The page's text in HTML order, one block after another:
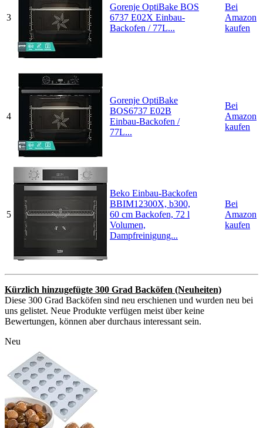
3
Gorenje OptiBake BOS
6737 E02X Einbau-
Backofen / 77L...
Bei
Amazon
kaufen
4
Gorenje OptiBake
BOS6737 E02B
Einbau-Backofen /
77L...
Bei
Amazon
kaufen
5
Beko Einbau-Backofen
BBIM12300X, b300,
60 cm Backofen, 72 l
Volumen,
Dampfreinigung...
Bei
Amazon
kaufen
Kürzlich hinzugefügte 300 Grad Backöfen (Neuheiten)
Diese 300 Grad Backöfen sind neu erschienen und wurden neu bei
uns gelistet. Neue Produkte verfügen meist über keine
Bewertungen, können aber durchaus interessant sein.
Neu